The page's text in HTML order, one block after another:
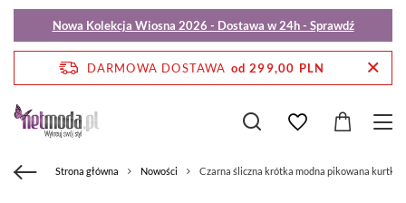
Nowa Kolekcja Wiosna 2026 - Dostawa w 24h - Sprawdź
DARMOWA DOSTAWA od 299,00 PLN
Strona główna Nowości Czarna śliczna krótka modna pikowana kurtka